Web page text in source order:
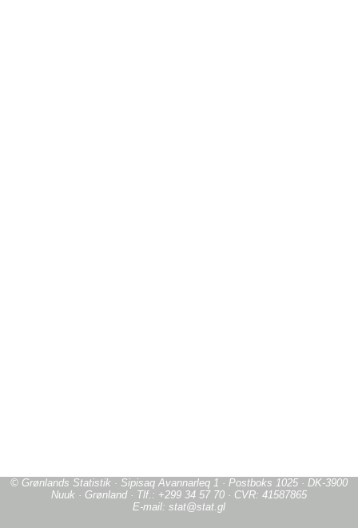
© Grønlands Statistik · Sipisaq Avannarleq 1 · Postboks 1025 · DK-3900
Nuuk · Grønland · Tlf.: +299 34 57 70 · CVR: 41587865
E-mail: stat@stat.gl